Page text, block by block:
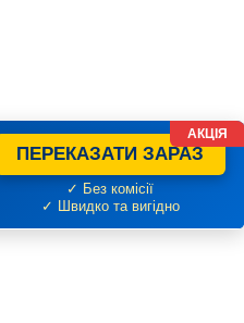
ПЕРЕКАЗАТИ ЗАРАЗ
✓ Без комісії
✓ Швидко та вигідно
АКЦІЯ